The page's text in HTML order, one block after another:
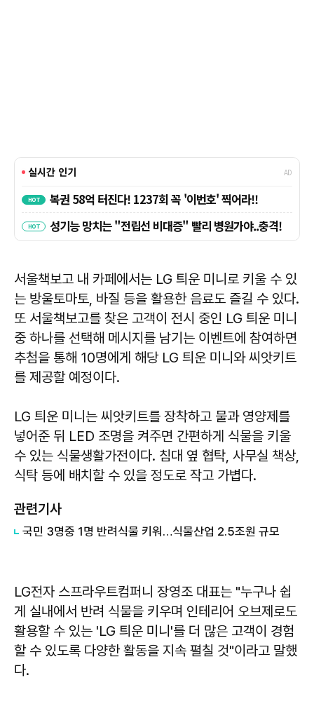
서울책보고 내 카페에서는 LG 틔운 미니로 키울 수 있
는 방울토마토, 바질 등을 활용한 음료도 즐길 수 있다.
또 서울책보고를 찾은 고객이 전시 중인 LG 틔운 미니
중 하나를 선택해 메시지를 남기는 이벤트에 참여하면
추첨을 통해 10명에게 해당 LG 틔운 미니와 씨앗키트
를 제공할 예정이다.
LG 틔운 미니는 씨앗키트를 장착하고 물과 영양제를
넣어준 뒤 LED 조명을 켜주면 간편하게 식물을 키울
수 있는 식물생활가전이다. 침대 옆 협탁, 사무실 책상,
식탁 등에 배치할 수 있을 정도로 작고 가볍다.
관련기사
국민 3명중 1명 반려식물 키워…식물산업 2.5조원 규모
LG전자 스프라우트컴퍼니 장영조 대표는 "누구나 쉽
게 실내에서 반려 식물을 키우며 인테리어 오브제로도
활용할 수 있는 'LG 틔운 미니'를 더 많은 고객이 경험
할 수 있도록 다양한 활동을 지속 펼칠 것"이라고 말했
다.